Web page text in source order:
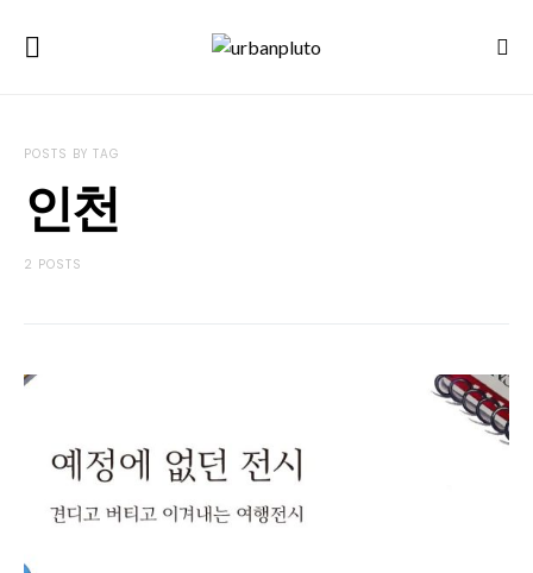
POSTS BY TAG
인천
2 POSTS